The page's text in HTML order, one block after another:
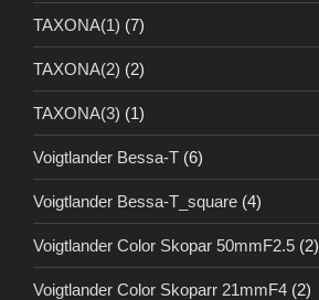
TAXONA(1) (7)
TAXONA(2) (2)
TAXONA(3) (1)
Voigtlander Bessa-T (6)
Voigtlander Bessa-T_square (4)
Voigtlander Color Skopar 50mmF2.5 (2)
Voigtlander Color Skoparr 21mmF4 (2)